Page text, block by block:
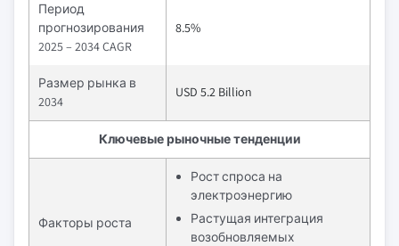
Период
прогнозирования
2025 – 2034 CAGR
8.5%
Размер рынка в
2034
USD 5.2 Billion
Ключевые рыночные тенденции
Факторы роста
Рост спроса на
электроэнергию
Растущая интеграция
возобновляемых